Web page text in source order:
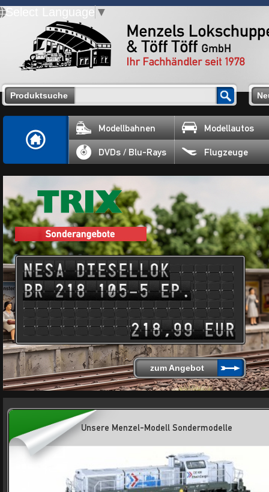
Select Language ▼
Produktsuche
Modellbahnen Modellautos
DVDs / Blu-Rays Flugzeuge
zum Angebot
Unsere Menzel-Modell Sondermodelle